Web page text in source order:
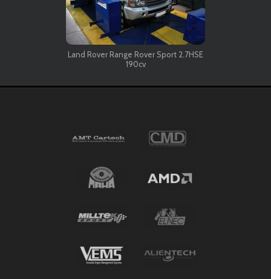
Land Rover Range Rover Sport 2.7HSE
190cv